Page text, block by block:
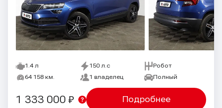
1.4 л 150 л.с
Робот
64 158 км.
1 владелец Полный
Подробнее
1 333 000 ₽